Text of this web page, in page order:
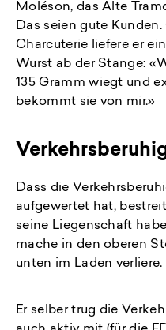
Moléson, das Alte
Das seien gute
Charcuterie liefere er
Wurst ab der Stange:
135 Gramm wiegt und
bekommt sie von mir.»
Dass die
aufgewertet hat,
seine Liegenschaft
mache in den oberen
unten im Laden verliere.
Er selber trug die